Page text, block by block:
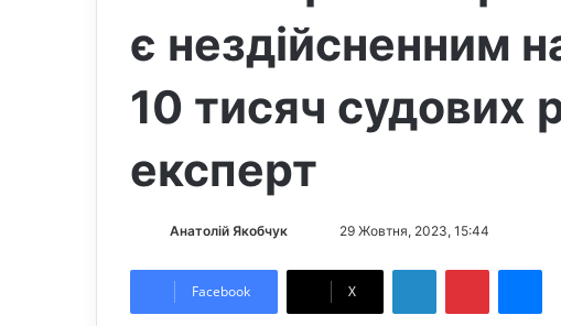
є нездійсненним
10 тисяч судових
експерт
Анатолій Якобчук
l d
29 Жовтня, 2023, 15:44
Facebook X